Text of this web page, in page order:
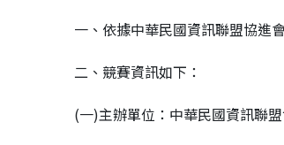
一、依據中華民國資訊聯盟協進
二、競賽資訊如下：
(一)主辦單位：中華民國資訊聯